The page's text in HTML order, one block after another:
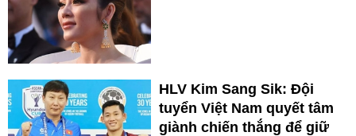
HLV Kim Sang Sik: Đội
tuyển Việt Nam quyết tâm
giành chiến thắng để giữ